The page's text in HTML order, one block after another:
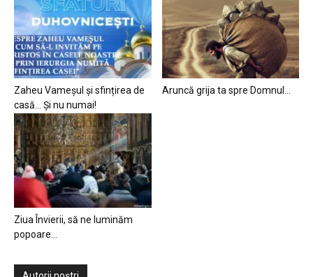
Zaheu Vameșul și sfințirea de
casă… Și nu numai!
Aruncă grija ta spre Domnul…
Ziua Învierii, să ne luminăm
popoare…